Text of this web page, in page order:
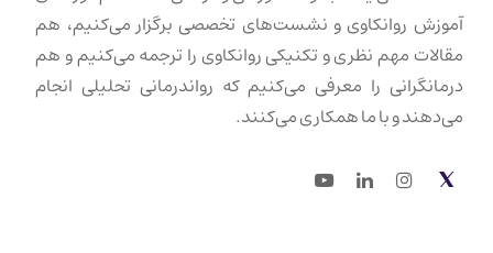
آموزش روانکاوی و نشست‌های تخصصی برگزار می‌کنیم، هم
مقالات مهم نظری و تکنیکی روانکاوی را ترجمه می‌کنیم و هم
درمانگرانی را معرفی می‌کنیم که رواندرمانی تحلیلی انجام
می‌دهند و با ما همکاری می‌کنند.
Twitter
Instagram
LinkedIn
Youtube